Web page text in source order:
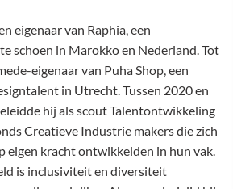
eigenaar van Raphia, een
schoen in Marokko en Nederland. Tot
eigenaar van Puha Shop, een
in Utrecht. Tussen 2020 en
hij als scout Talentontwikkeling
Creatieve Industrie makers die zich
eigen kracht ontwikkelden in hun vak.
is inclusiviteit en diversiteit